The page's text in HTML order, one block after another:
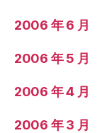
2006 年 6 月
2006 年 5 月
2006 年 4 月
2006 年 3 月